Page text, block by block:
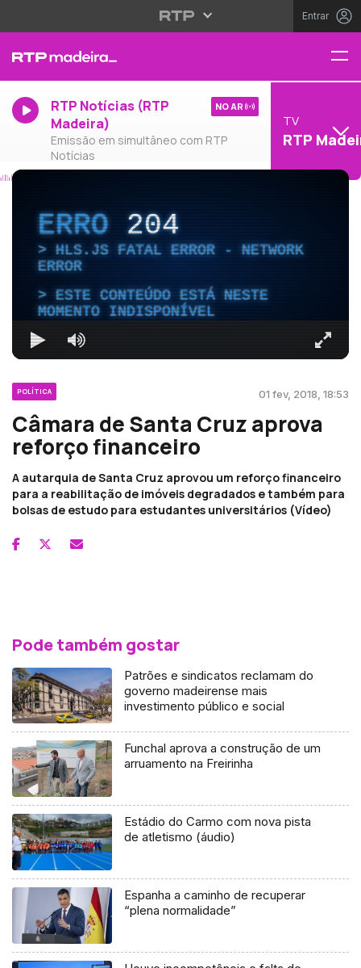
Entrar
RTP Notícias (RTP
Madeira)
Emissão em simultâneo com RTP
Notícias
NO AR
TV
RTP
ERRO204
HLS.JS FATAL ERROR - NETWORK
ERROR
ESTE CONTEÚDO ESTÁ NESTE
MOMENTO INDISPONÍVEL
POLÍTICA 01 fev, 2018, 18:53
Câmara de Santa Cruz aprova
reforço financeiro
A autarquia de Santa Cruz aprovou um reforço financeiro
para a reabilitação de imóveis degradados e também para
bolsas de estudo para estudantes universitários (Vídeo)
Pode também gostar
Patrões e sindicatos reclamam do
governo madeirense mais
investimento público e social
Funchal aprova a construção de um
arruamento na Freirinha
Estádio do Carmo com nova pista
de atletismo (áudio)
Espanha a caminho de recuperar
“plena normalidade”